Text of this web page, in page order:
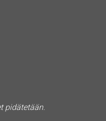
pidätetään.